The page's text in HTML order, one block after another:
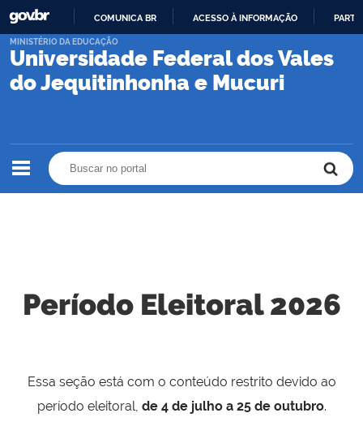
PARA
CONTEÚDO
COMUNICA BR ACESSO À INFORMAÇÃO
Universidade Federal dos Vales
do Jequitinhonha e Mucuri
MINISTÉRIO DA EDUCAÇÃO
Período Eleitoral 2026
Essa seção está com o conteúdo restrito devido ao
período eleitoral, de 4 de julho a 25 de outubro.